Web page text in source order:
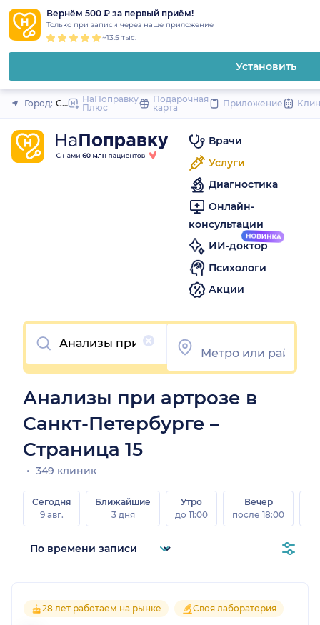
Вернём 500 ₽ за первый приём!
Только при записи через наше приложение
~13.5 тыс.
Установить
Закрыть
Город: Санкт-Петербург
НаПоправку
Плюс
Подарочная
карта
Приложение
Врачи
Услуги
Диагностика
Онлайн-
консультации
ИИ-доктор
Психологи
Акции
Очистить
Анализы при артрозе в
Санкт-Петербурге –
Страница 15
349 клиник
Сегодня
9 авг.
Ближайшие
3 дня
Утро
до 11:00
Вечер
после 18:00
28 лет работаем на рынке Своя лаборатория